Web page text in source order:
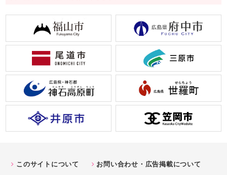
このサイトについて お問い合わせ・広告掲載について